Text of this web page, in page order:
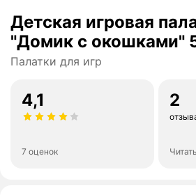
Детская игровая
"Домик с окошками"
Палатки для игр
4,1
7 оценок
2